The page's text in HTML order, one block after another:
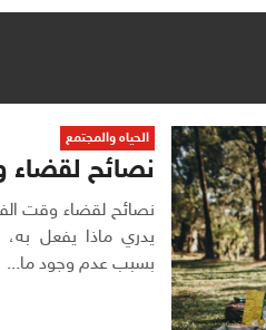
الحياه والمجتمع
نصائح لقضاء
نصائح لقضاء وقت
يدري ماذا يفعل
بسبب عدم وجود ما...